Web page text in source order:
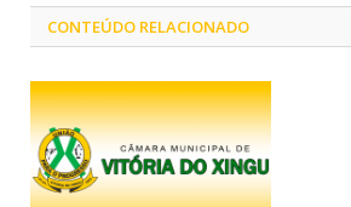
CONTEÚDO RELACIONADO